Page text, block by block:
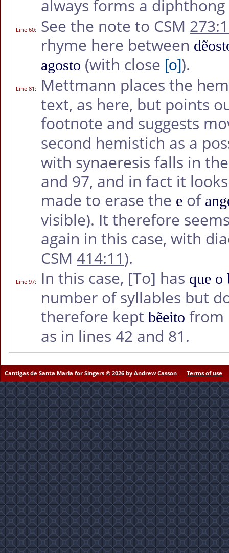
always forms a
Line 60: See the note to CSM
rhyme here between
agosto (with close [o]).
Line 81:
Mettmann places the
text, as here, but points
footnote and suggests
second hemistich as a
with synaeresis falls in
and 97, and in fact it
made to erase the e of
visible). It therefore
again in this case, with
CSM 414:11).
Line 97: In this case, [To] has que o
number of syllables but
therefore kept bẽeito from
as in lines 42 and 81.
Cantigas de Santa Maria for Singers © 2026 by Andrew Casson Terms of use